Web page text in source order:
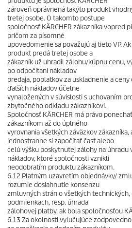
zároveň oprávnená takýto produkt
tretej osobe. O takomto postupe
spoločnosť KÄRCHER zákazníka vopred
pričom za písomné
upovedomenie sa považujú aj tieto VP.
produkt predá tretej osobe a
zákazník už uhradil zálohu/kúpnu cenu,
po odpočítaní nákladov
predaja, poplatkov za uskladnenie a ceny
ďalších nákladov účelne
vynaložených v súvislosti s uchovaním
zbytočného odkladu zákazníkovi.
Spoločnosť KÄRCHER má právo
zákazníkom až do úplného
vyrovnania všetkých záväzkov zákazníka,
jednostranne si započítať časť alebo
celú výšku poskytnutej zálohy na úhradu
nákladov, ktoré spoločnosti vznikli
neodobratím produktu zákazníkom.
6.12 Platným uzavretím objednávky/
rozumie dosiahnutie konsenzu
zmluvných strán o všetkých
podmienkach, resp. úhrada
zálohovej platby, ak bola spoločnosťou
6.13 Za okolnosti vylučujúce